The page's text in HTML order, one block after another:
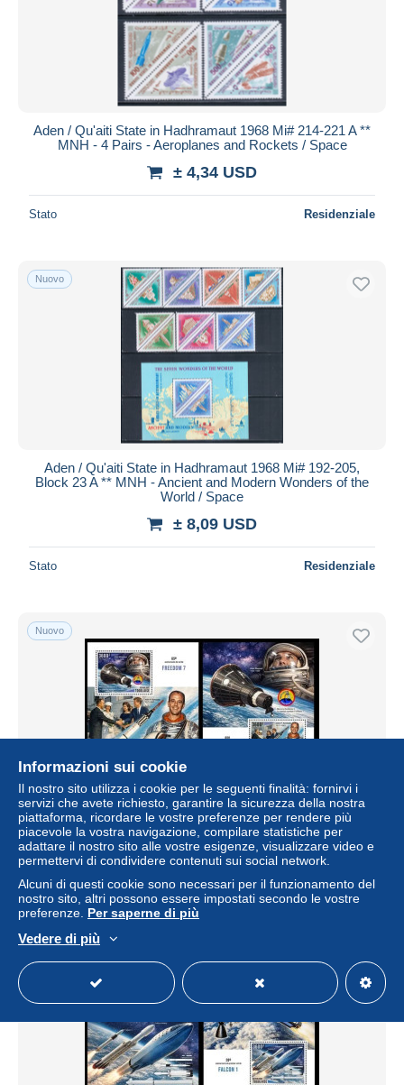
Aden / Qu'aiti State in Hadhramaut 1968 Mi# 214-221 A **
MNH - 4 Pairs - Aeroplanes and Rockets / Space
± 4,34 USD
Stato Residenziale
Nuovo
Aden / Qu'aiti State in Hadhramaut 1968 Mi# 192-205,
Block 23 A ** MNH - Ancient and Modern Wonders of the
World / Space
± 8,09 USD
Stato Residenziale
Nuovo
Togo 2026 65th anniversary of the Freedom 7 flight. (1005)
± 15,26 USD
Stato Residenziale
Informazioni sui cookie
Il nostro sito utilizza i cookie per le seguenti finalità: fornirvi i
servizi che avete richiesto, garantire la sicurezza della nostra
piattaforma, ricordare le vostre preferenze per rendere più
piacevole la vostra navigazione, compilare statistiche per
adattare il nostro sito alle vostre esigenze, visualizzare video e
permettervi di condividere contenuti sui social network.
Alcuni di questi cookie sono necessari per il funzionamento del
nostro sito, altri possono essere impostati secondo le vostre
preferenze. Per saperne di più
Vedere di più